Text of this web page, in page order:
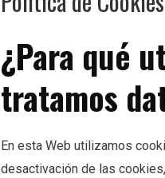
¿Para qué
tratamos
En esta Web utilizamos
desactivación de las